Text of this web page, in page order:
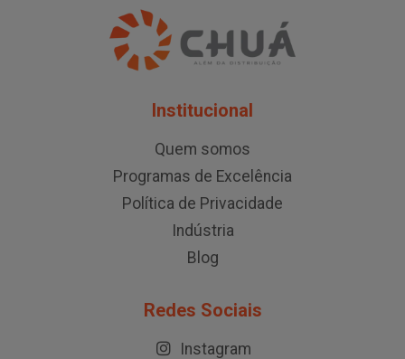
Institucional
Quem somos
Programas de Excelência
Política de Privacidade
Indústria
Blog
Redes Sociais
Instagram